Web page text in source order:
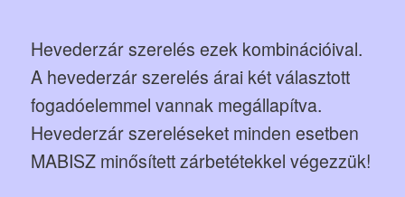
Hevederzár szerelés ezek kombinációival.
A hevederzár szerelés árai két választott
fogadóelemmel vannak megállapítva.
Hevederzár szereléseket minden esetben
MABISZ minősített zárbetétekkel végezzük!